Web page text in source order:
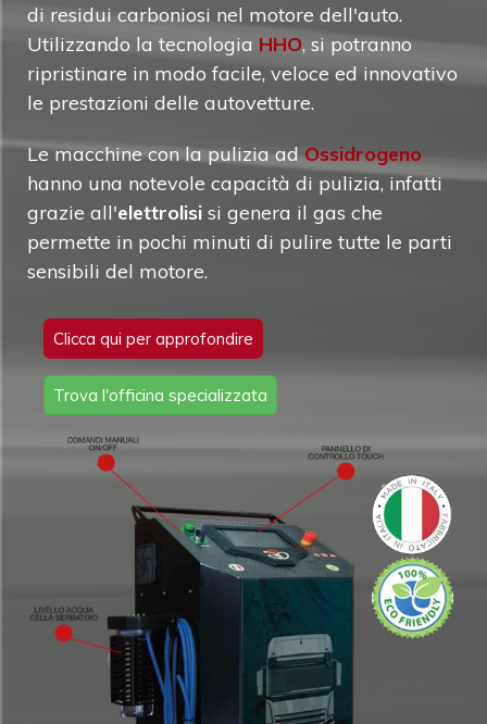
di residui carboniosi nel motore dell'auto.
Utilizzando la tecnologia HHO, si potranno
ripristinare in modo facile, veloce ed innovativo
le prestazioni delle autovetture.
Le macchine con la pulizia adOssidrogeno
hanno una notevole capacità di pulizia, infatti
grazie all'elettrolisi si genera il gas che
permette in pochi minuti di pulire tutte le parti
sensibili del motore.
Clicca qui per approfondire
Trova l'officina specializzata